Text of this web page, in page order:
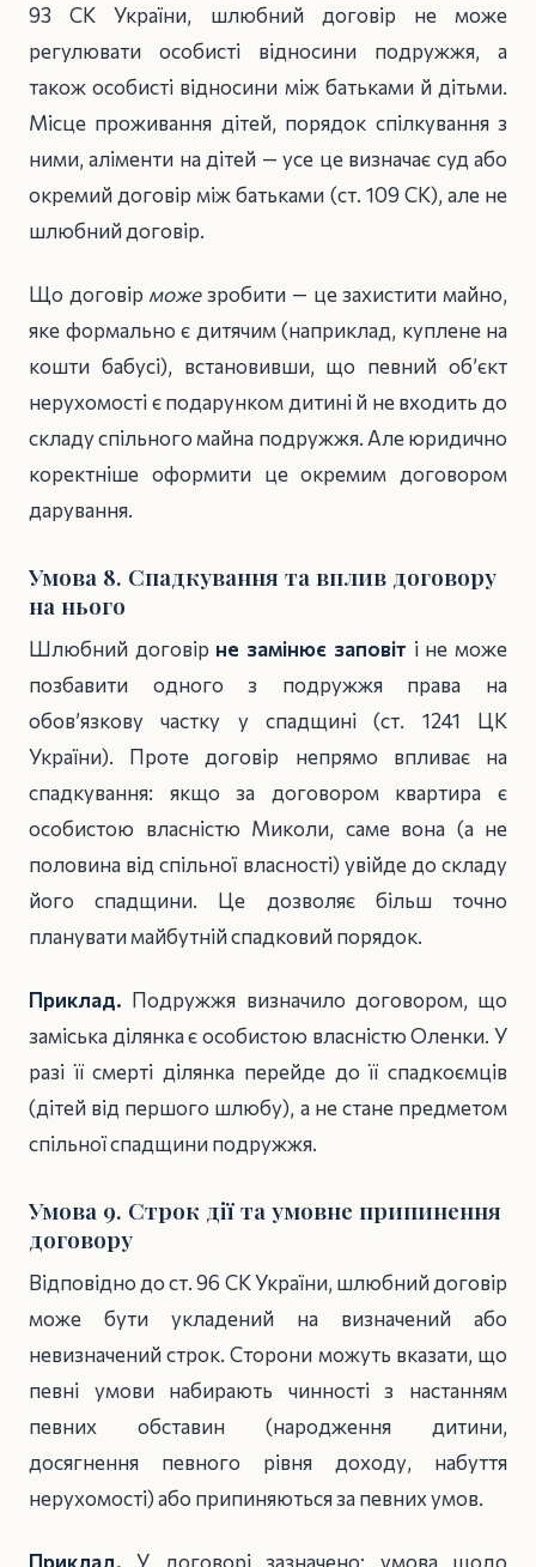
93 СК України, шлюбний договір не може
регулювати особисті відносини подружжя, а
також особисті відносини між батьками й дітьми.
Місце проживання дітей, порядок спілкування з
ними, аліменти на дітей — усе це визначає суд або
окремий договір між батьками (ст. 109 СК), але не
шлюбний договір.
Що договір можезробити — це захистити майно,
яке формально є дитячим (наприклад, куплене на
кошти бабусі), встановивши, що певний об’єкт
нерухомості є подарунком дитині й не входить до
складу спільного майна подружжя. Але юридично
коректніше оформити це окремим договором
дарування.
Умова 8. Спадкування та вплив договору
на нього
Шлюбний договір не замінює заповіт і не може
позбавити одного з подружжя права на
обов’язкову частку у спадщині (ст. 1241 ЦК
України). Проте договір непрямо впливає на
спадкування: якщо за договором квартира є
особистою власністю Миколи, саме вона (а не
половина від спільної власності) увійде до складу
його спадщини. Це дозволяє більш точно
планувати майбутній спадковий порядок.
Приклад. Подружжя визначило договором, що
заміська ділянка є особистою власністю Оленки. У
разі її смерті ділянка перейде до її спадкоємців
(дітей від першого шлюбу), а не стане предметом
спільної спадщини подружжя.
Умова 9. Строк дії та умовне припинення
договору
Відповідно до ст. 96 СК України, шлюбний договір
може бути укладений на визначений або
невизначений строк. Сторони можуть вказати, що
певні умови набирають чинності з настанням
певних обставин (народження дитини,
досягнення певного рівня доходу, набуття
нерухомості) або припиняються за певних умов.
Приклад. У договорі зазначено: умова щодо